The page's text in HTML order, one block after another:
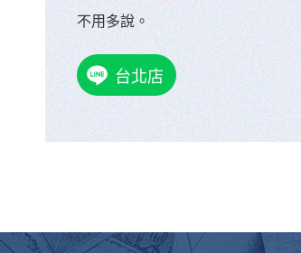
不用多說。
台北店